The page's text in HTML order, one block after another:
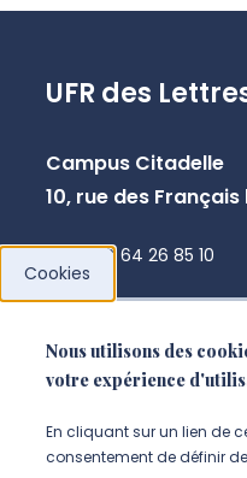
UFR des
Campus Citadelle
10, rue des Français
+33 3 64 26 85 10
Cookies
Nous utilisons des
votre expérience
En cliquant sur un lien de
consentement de définir